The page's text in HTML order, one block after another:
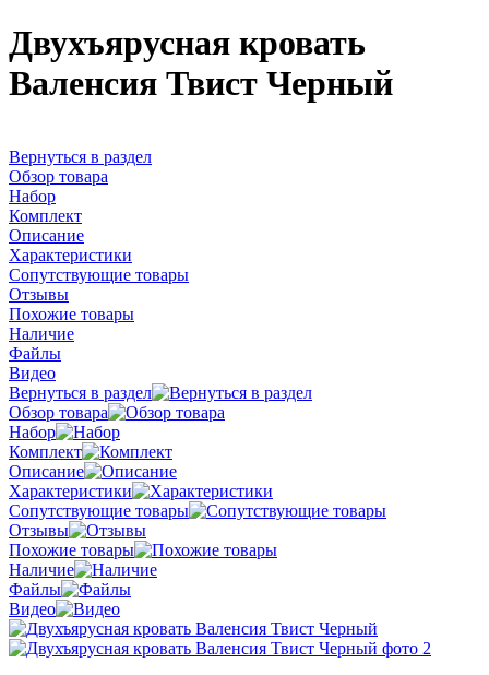
Двухъярусная кровать
Валенсия Твист Черный
Вернуться в раздел
Обзор товара
Набор
Комплект
Описание
Характеристики
Сопутствующие товары
Отзывы
Похожие товары
Наличие
Файлы
Видео
Вернуться в раздел
Обзор товара
Набор
Комплект
Описание
Характеристики
Сопутствующие товары
Отзывы
Похожие товары
Наличие
Файлы
Видео